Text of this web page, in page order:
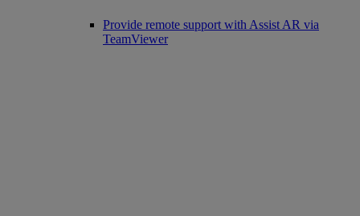
Provide remote support with Assist AR via
TeamViewer